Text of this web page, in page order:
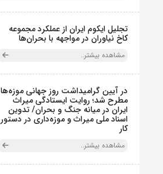
تجلیل ایکوم ایران از عملکرد مجموعه
کاخ نیاوران در مواجهه با بحران‌ها
مشاهده بیشتر..
در آیین گرامیداشت روز جهانی موزه‌ها
مطرح شد؛ روایت ایستادگی میراث
ایران در میانه جنگ و بحران/ تدوین
اسناد ملی میراث و موزه‌داری در دستور
کار
مشاهده بیشتر..